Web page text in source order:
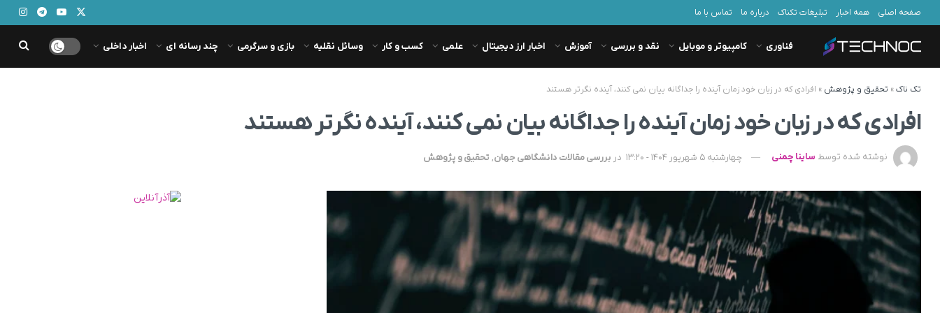
صفحه اصلی همه اخبار تبلیغات تکناک درباره ما تماس با ما
فناوری کامپیوتر و موبایل نقد و بررسی آموزش اخبار ارز دیجیتال علمی کسب و کار وسائل نقلیه بازی و سرگرمی چند رسانه ای اخبار داخلی
تک ناک» تحقیق و پژوهش » افرادی که در زبان خود زمان آینده را جداگانه بیان نمی ‌کنند، آینده ‌نگرتر هستند
افرادی که در زبان خود زمان آینده را جداگانه بیان نمی ‌کنند، آینده ‌نگرتر هستند
نوشته شده توسط ساینا چمنی چهارشنبه 5 شهریور 1404 - 13:20 در بررسی مقالات دانشگاهی جهان, تحقیق و پژوهش